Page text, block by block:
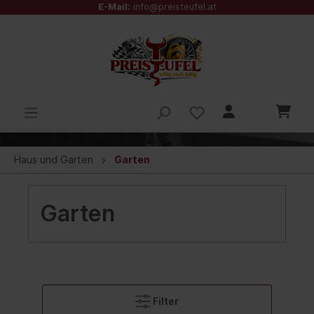
E-Mail: info@preisteufel.at
Haus und Garten Garten
Garten
Filter